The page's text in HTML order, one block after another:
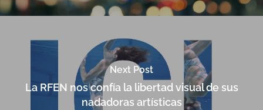
Next Post
La RFEN nos confía la libertad visual de sus
nadadoras artísticas